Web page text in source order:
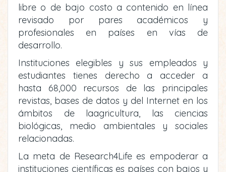
libre o de bajo costo a contenido en línea
revisado por pares académicos y
profesionales en países en vías de
desarrollo.
Instituciones elegibles y sus empleados y
estudiantes tienes derecho a acceder a
hasta 68,000 recursos de las principales
revistas, bases de datos y del Internet en los
ámbitos de laagricultura, las ciencias
biológicas, medio ambientales y sociales
relacionadas.
La meta de Research4Life es empoderar a
instituciones científicas es países con bajos y